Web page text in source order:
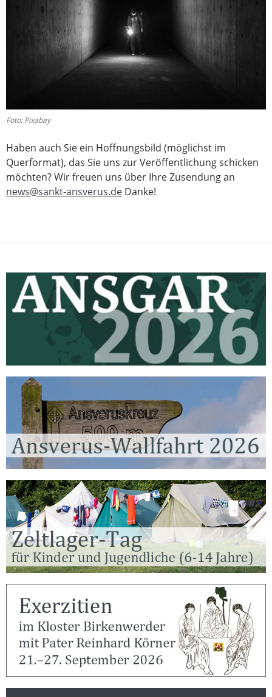
Foto: Pixabay
Haben auch Sie ein Hoffnungsbild (möglichst im
Querformat), das Sie uns zur Veröffentlichung schicken
möchten? Wir freuen uns über Ihre Zusendung an
news@sankt-ansverus.de Danke!